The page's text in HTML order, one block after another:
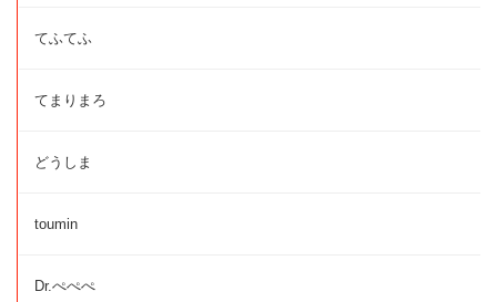
てふてふ
てまりまろ
どうしま
toumin
Dr.ぺぺぺ